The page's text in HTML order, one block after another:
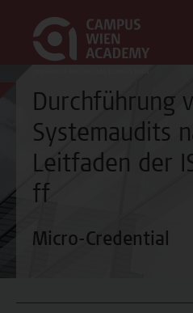
Durchführung
Systemaudits
Leitfaden der
ff
Micro-Credential